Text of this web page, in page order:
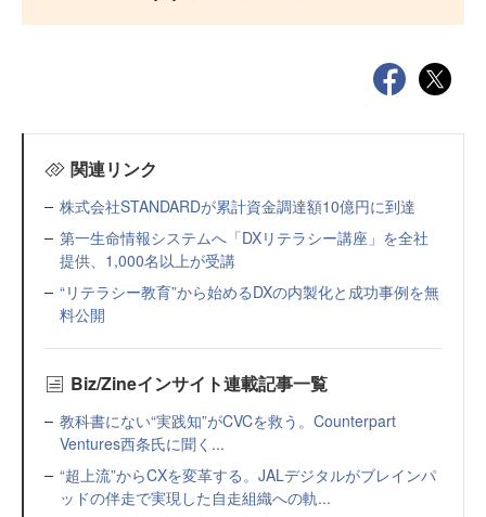
関連リンク
株式会社STANDARDが累計資金調達額10億円に到達
第一生命情報システムへ「DXリテラシー講座」を全社
提供、1,000名以上が受講
“リテラシー教育”から始めるDXの内製化と成功事例を無
料公開
Biz/Zineインサイト連載記事一覧
教科書にない“実践知”がCVCを救う。Counterpart
Ventures西条氏に聞く...
“超上流”からCXを変革する。JALデジタルがブレインパ
ッドの伴走で実現した自走組織への軌...